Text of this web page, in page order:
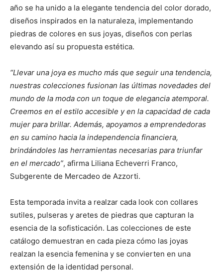
año se ha unido a la elegante tendencia del color dorado,
diseños inspirados en la naturaleza, implementando
piedras de colores en sus joyas, diseños con perlas
elevando así su propuesta estética.
“Llevar una joya es mucho más que seguir una tendencia,
nuestras colecciones fusionan las últimas novedades del
mundo de la moda con un toque de elegancia atemporal.
Creemos en el estilo accesible y en la capacidad de cada
mujer para brillar. Además, apoyamos a emprendedoras
en su camino hacia la independencia financiera,
brindándoles las herramientas necesarias para triunfar
en el mercado”, afirma Liliana Echeverri Franco,
Subgerente de Mercadeo de Azzorti.
Esta temporada invita a realzar cada look con collares
sutiles, pulseras y aretes de piedras que capturan la
esencia de la sofisticación. Las colecciones de este
catálogo demuestran en cada pieza cómo las joyas
realzan la esencia femenina y se convierten en una
extensión de la identidad personal.